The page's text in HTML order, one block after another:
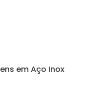
em Aço Inox